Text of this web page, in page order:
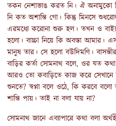
তকন নেশাভাঙ করত নি। ঐ অনামুকো
নি কত অশান্তি গো। কিন্তু মিনসে
এরমধ্যে করোনা শুরু হল। তখন ও
হলো। বাচ্চা নিয়ে কি অবস্তা আমার।
মানুষ তার। সে হলো বউদিমণি।
বাড়ির কর্তা সোমনাথ বলে, ওর যত
আরও তো কবাড়িতে কাজ করে
শুনতে? স্বপ্না বলে ওঠে, কি করবে
শান্তি পায়। তাই না বলা যায় না?
সোমনাথ জানে এব্যাপারে কথা বলা